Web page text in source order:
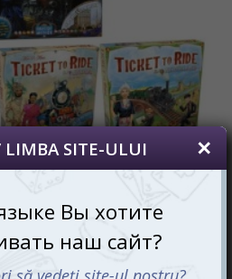
+ Нидерланды (англ.)
3059 mdl Ожидается
О ПОСТУПЛЕНИИ